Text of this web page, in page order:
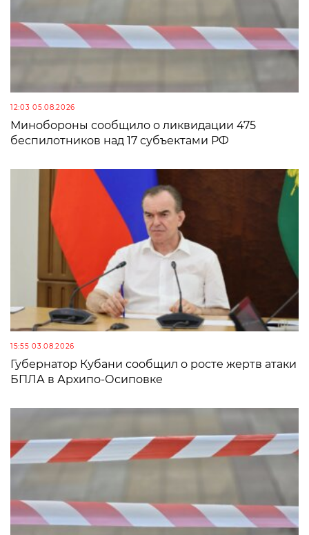
12:03 05.08.2026
Минобороны сообщило о ликвидации 475
беспилотников над 17 субъектами РФ
15:55 03.08.2026
Губернатор Кубани сообщил о росте жертв атаки
БПЛА в Архипо-Осиповке